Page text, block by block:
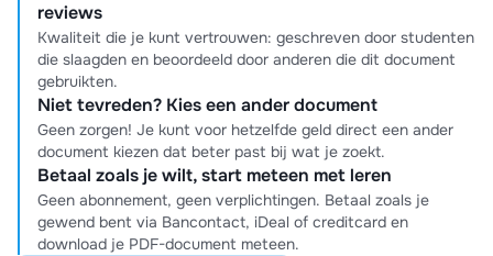
reviews
Kwaliteit die je kunt vertrouwen: geschreven door studenten
die slaagden en beoordeeld door anderen die dit document
gebruikten.
Niet tevreden? Kies een ander document
Geen zorgen! Je kunt voor hetzelfde geld direct een ander
document kiezen dat beter past bij wat je zoekt.
Betaal zoals je wilt, start meteen met leren
Geen abonnement, geen verplichtingen. Betaal zoals je
gewend bent via Bancontact, iDeal of creditcard en
download je PDF-document meteen.